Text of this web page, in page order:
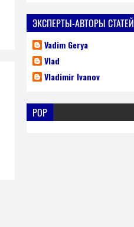
ЭКСПЕРТЫ-АВТОРЫ СТАТЕЙ
Vadim Gerya
Vlad
Vladimir Ivanov
POP